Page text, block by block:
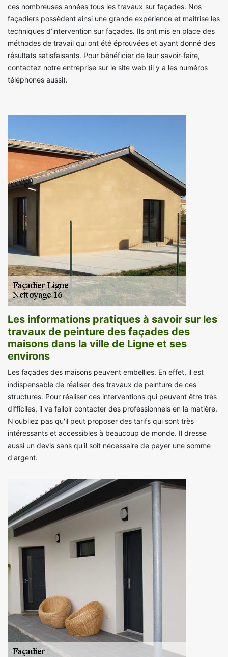
ces nombreuses années tous les travaux sur façades. Nos
façadiers possèdent ainsi une grande expérience et maitrise les
techniques d’intervention sur façades. Ils ont mis en place des
méthodes de travail qui ont été éprouvées et ayant donné des
résultats satisfaisants. Pour bénéficier de leur savoir-faire,
contactez notre entreprise sur le site web (il y a les numéros
téléphones aussi).
Les informations pratiques à savoir sur les
travaux de peinture des façades des
maisons dans la ville de Ligne et ses
environs
Les façades des maisons peuvent embellies. En effet, il est
indispensable de réaliser des travaux de peinture de ces
structures. Pour réaliser ces interventions qui peuvent être très
difficiles, il va falloir contacter des professionnels en la matière.
N'oubliez pas qu'il peut proposer des tarifs qui sont très
intéressants et accessibles à beaucoup de monde. Il dresse
aussi un devis sans qu'il soit nécessaire de payer une somme
d'argent.